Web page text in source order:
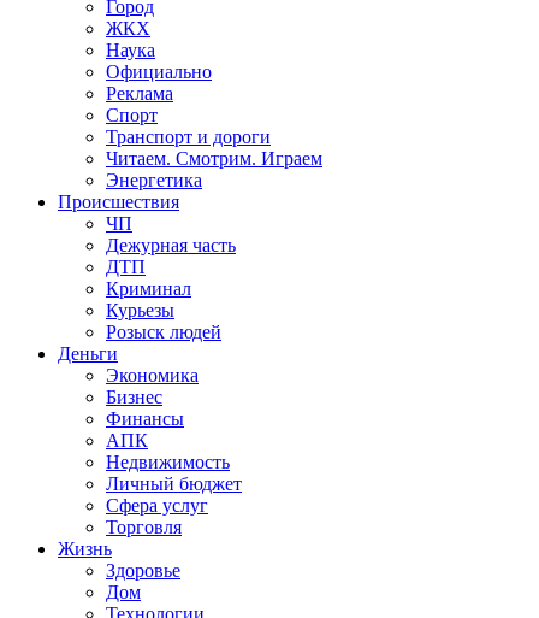
Город
ЖКХ
Наука
Официально
Реклама
Спорт
Транспорт и дороги
Читаем. Смотрим. Играем
Энергетика
Происшествия
ЧП
Дежурная часть
ДТП
Криминал
Курьезы
Розыск людей
Деньги
Экономика
Бизнес
Финансы
АПК
Недвижимость
Личный бюджет
Сфера услуг
Торговля
Жизнь
Здоровье
Дом
Технологии